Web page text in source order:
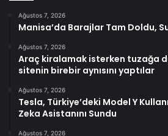
Ağustos 7, 2026
Manisa’da Barajlar Tam Doldu, Su
Ağustos 7, 2026
Araç kiralamak isterken tuzağa
sitenin birebir aynısını yaptılar
Ağustos 7, 2026
Tesla, Türkiye’deki Model Y
Zeka Asistanını Sundu
Ağustos 7, 2026